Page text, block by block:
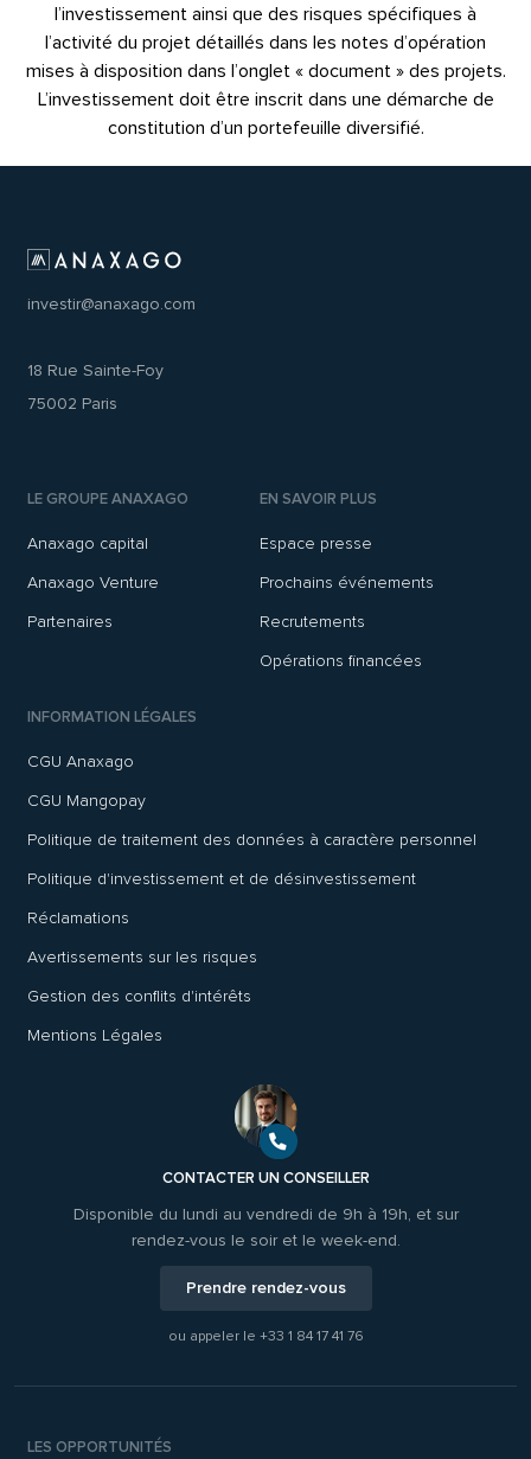
l’investissement ainsi que des risques spécifiques à
l’activité du projet détaillés dans les notes d’opération
mises à disposition dans l’onglet « document » des projets.
L’investissement doit être inscrit dans une démarche de
constitution d’un portefeuille diversifié.
investir@anaxago.com
18 Rue Sainte-Foy
75002 Paris
LE GROUPE ANAXAGO
Anaxago capital
Anaxago Venture
Partenaires
EN SAVOIR PLUS
Espace presse
Prochains événements
Recrutements
Opérations financées
INFORMATION LÉGALES
CGU Anaxago
CGU Mangopay
Politique de traitement des données à caractère personnel
Politique d'investissement et de désinvestissement
Réclamations
Avertissements sur les risques
Gestion des conflits d'intérêts
Mentions Légales
CONTACTER UN CONSEILLER
Disponible du lundi au vendredi de 9h à 19h, et sur
rendez-vous le soir et le week-end.
Prendre rendez-vous
ou appeler le +33 1 84 17 41 76
LES OPPORTUNITÉS